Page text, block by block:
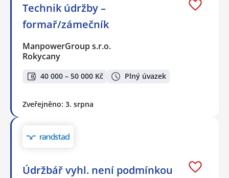
Technik údržby –
formař/zámečník
ManpowerGroup s.r.o.
Rokycany
40 000 – 50 000 Kč Plný úvazek
Zveřejněno: 3. srpna
Údržbář vyhl. není podmínkou